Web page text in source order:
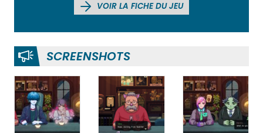
VOIR LA FICHE DU JEU
SCREENSHOTS